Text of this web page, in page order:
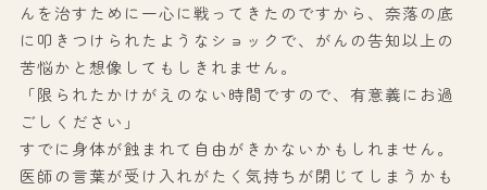
んを治すために一心に戦ってきたのですから、奈落の底
に叩きつけられたようなショックで、がんの告知以上の
苦悩かと想像してもしきれません。
「限られたかけがえのない時間ですので、有意義にお過
ごしください」
すでに身体が蝕まれて自由がきかないかもしれません。
医師の言葉が受け入れがたく気持ちが閉じてしまうかも